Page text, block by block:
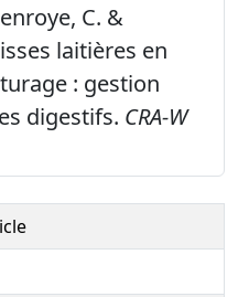
C. &
laitières en
: gestion
digestifs. CRA-W